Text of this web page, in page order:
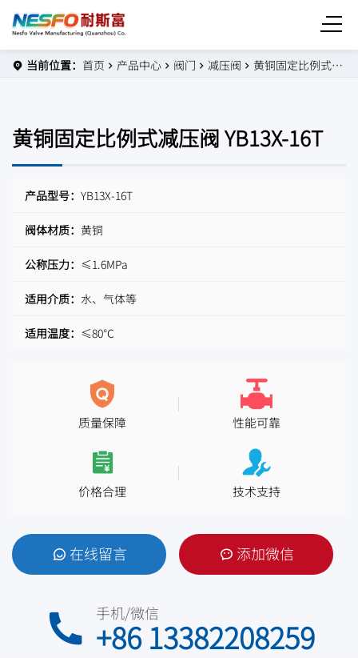
当前位置： 首页 产品中心 阀门 减压阀 黄铜固定比例式减压阀 YB13X-16T
黄铜固定比例式减压阀 YB13X-16T
产品型号： YB13X-16T
阀体材质： 黄铜
公称压力： ≤1.6MPa
适用介质： 水、气体等
适用温度： ≤80℃
质量保障 性能可靠
价格合理 技术支持
在线留言 添加微信
手机/微信
+86 13382208259